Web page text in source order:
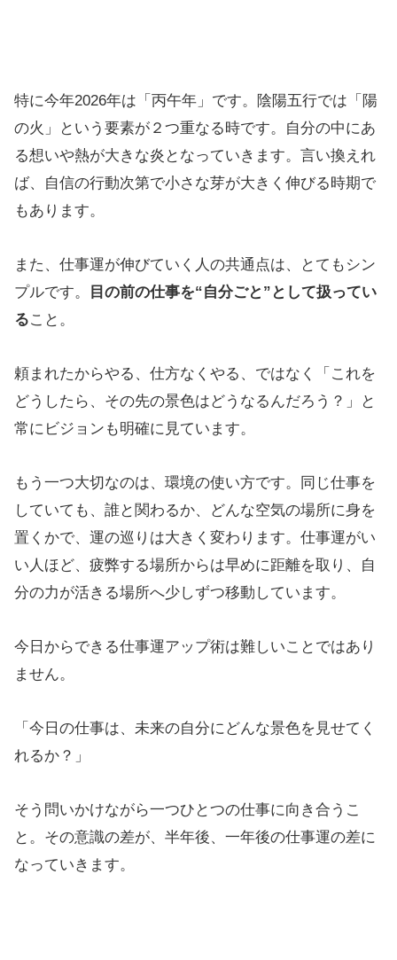
特に今年2026年は「丙午年」です。陰陽五行では「陽
の火」という要素が２つ重なる時です。自分の中にあ
る想いや熱が大きな炎となっていきます。言い換えれ
ば、自信の行動次第で小さな芽が大きく伸びる時期で
もあります。
また、仕事運が伸びていく人の共通点は、とてもシン
プルです。
目の前の仕事を“自分ごと”として扱ってい
ること。
頼まれたからやる、仕方なくやる、ではなく「これを
どうしたら、その先の景色はどうなるんだろう？」と
常にビジョンも明確に見ています。
もう一つ大切なのは、環境の使い方です。同じ仕事を
していても、誰と関わるか、どんな空気の場所に身を
置くかで、運の巡りは大きく変わります。仕事運がい
い人ほど、疲弊する場所からは早めに距離を取り、自
分の力が活きる場所へ少しずつ移動しています。
今日からできる仕事運アップ術は難しいことではあり
ません。
「今日の仕事は、未来の自分にどんな景色を見せてく
れるか？」
そう問いかけながら一つひとつの仕事に向き合うこ
と。その意識の差が、半年後、一年後の仕事運の差に
なっていきます。